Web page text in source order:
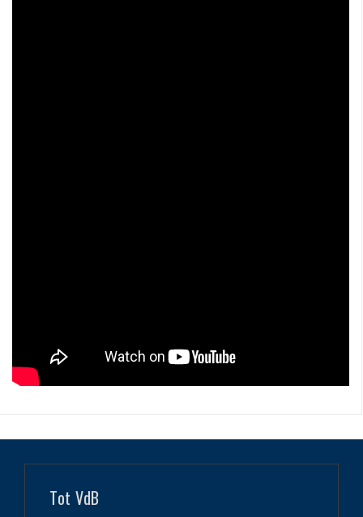
Tot VdB